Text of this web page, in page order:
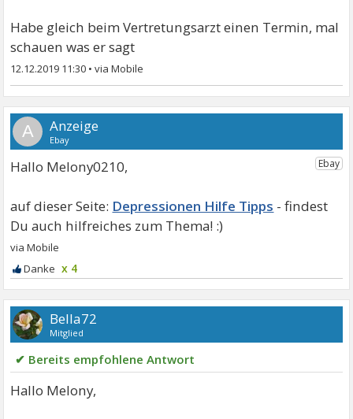
Habe gleich beim Vertretungsarzt einen Termin, mal
schauen was er sagt
12.12.2019 11:30 •
A
Hallo Melony0210,
Depressionen Hilfe Tipps
x 4
Bella72
Mitglied
✔ Bereits empfohlene Antwort
Hallo Melony,